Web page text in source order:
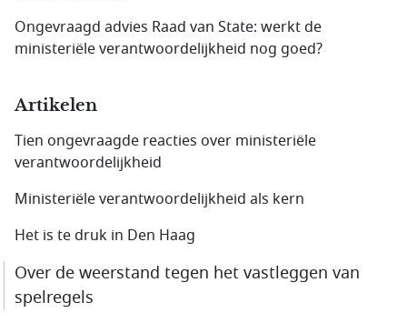
Ongevraagd advies Raad van State: werkt de
ministeriële verantwoordelijkheid nog goed?
Artikelen
Tien ongevraagde reacties over ministeriële
verantwoordelijkheid
Ministeriële verantwoordelijkheid als kern
Het is te druk in Den Haag
Over de weerstand tegen het vastleggen van
spelregels